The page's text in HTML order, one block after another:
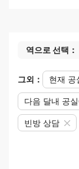
역으로 선택：
그외： 현재 공
다음 달내 공
빈방 상담